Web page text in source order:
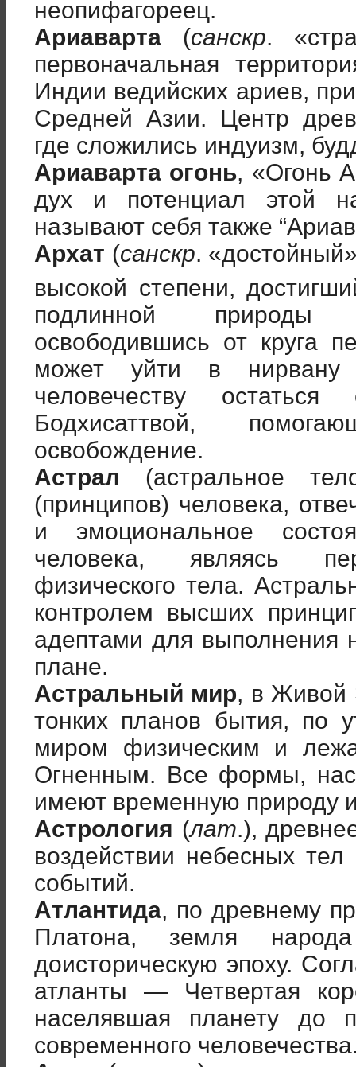
неопифагореец.
Ариаварта (санскр.
первоначальная
Индии ведийских ариев,
Средней Азии. Центр
где сложились индуизм,
Ариаварта огонь, «Огонь
дух и потенциал этой
называют себя также
Архат (санскр.
высокой степени,
подлинной природы
освободившись от круга
может уйти в
человечеству
Бодхисаттвой,
освобождение.
Астрал (астральное
(принципов) человека,
и эмоциональное
человека, являясь
физического тела.
контролем высших
адептами для выполнения
плане.
Астральный мир, в Живой
тонких планов бытия, по
миром физическим и
Огненным. Все формы,
имеют временную природу
Астрология (лат.),
воздействии небесных
событий.
Атлантида, по древнему
Платона, земля
доисторическую эпоху.
атланты — Четвертая
населявшая планету
современного